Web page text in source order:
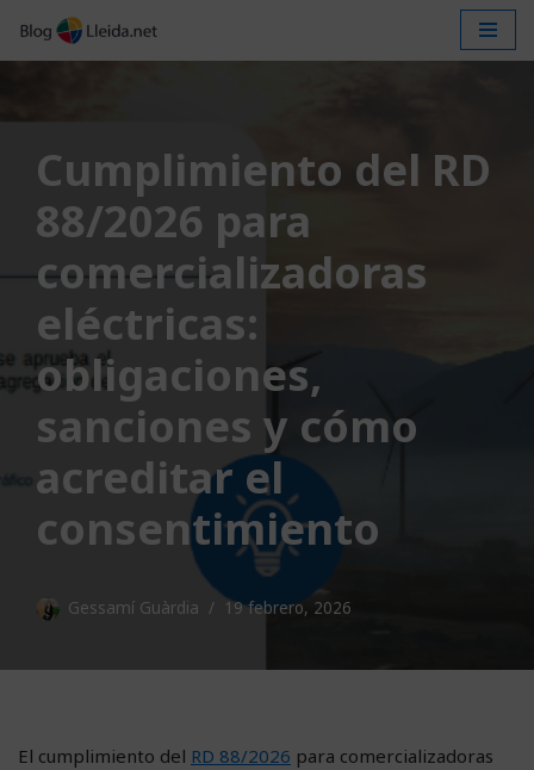
Saltar
Cumplimiento del RD
88/2026 para
comercializadoras
eléctricas:
obligaciones,
sanciones y cómo
acreditar el
consentimiento
Gessamí Guàrdia 19 febrero, 2026
El cumplimiento del RD 88/2026 para comercializadoras